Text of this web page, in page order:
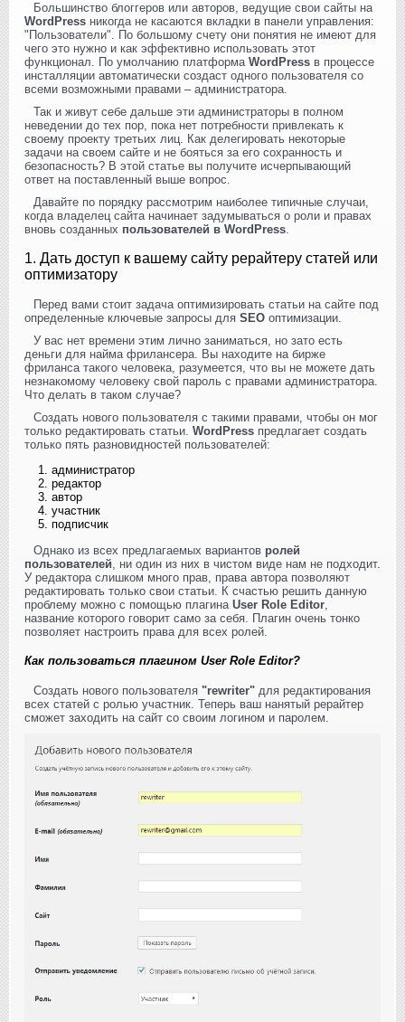
Большинство блоггеров или авторов, ведущие свои сайты на
WordPress никогда не касаются вкладки в панели управления:
"Пользователи". По большому счету они понятия не имеют для
чего это нужно и как эффективно использовать этот
функционал. По умолчанию платформа WordPress в процессе
инсталляции автоматически создаст одного пользователя со
всеми возможными правами – администратора.
Так и живут себе дальше эти администраторы в полном
неведении до тех пор, пока нет потребности привлекать к
своему проекту третьих лиц. Как делегировать некоторые
задачи на своем сайте и не бояться за его сохранность и
безопасность? В этой статье вы получите исчерпывающий
ответ на поставленный выше вопрос.
Давайте по порядку рассмотрим наиболее типичные случаи,
когда владелец сайта начинает задумываться о роли и правах
вновь созданных пользователей в WordPress.
1. Дать доступ к вашему сайту рерайтеру статей или
оптимизатору
Перед вами стоит задача оптимизировать статьи на сайте под
определенные ключевые запросы для SEO оптимизации.
У вас нет времени этим лично заниматься, но зато есть
деньги для найма фрилансера. Вы находите на бирже
фриланса такого человека, разумеется, что вы не можете дать
незнакомому человеку свой пароль с правами администратора.
Что делать в таком случае?
Создать нового пользователя с такими правами, чтобы он мог
только редактировать статьи. WordPress предлагает создать
только пять разновидностей пользователей:
администратор
редактор
автор
участник
подписчик
Однако из всех предлагаемых вариантов ролей
пользователей , ни один из них в чистом виде нам не подходит.
У редактора слишком много прав, права автора позволяют
редактировать только свои статьи. К счастью решить данную
проблему можно с помощью плагина User Role Editor
название которого говорит само за себя. Плагин очень тонко
позволяет настроить права для всех ролей.
Как пользоваться плагином User Role Editor?
Создать нового пользователя "rewriter" для редактирования
всех статей с ролью участник. Теперь ваш нанятый рерайтер
сможет заходить на сайт со своим логином и паролем.